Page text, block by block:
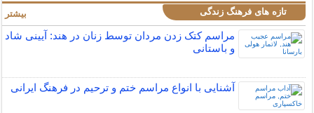
تازه های فرهنگ زندگی
مراسم کتک زدن مردان توسط زنان در هند: آیینی شاد
و باستانی
آشنایی با انواع مراسم ختم و ترحیم در فرهنگ ایرانی
بیشتر